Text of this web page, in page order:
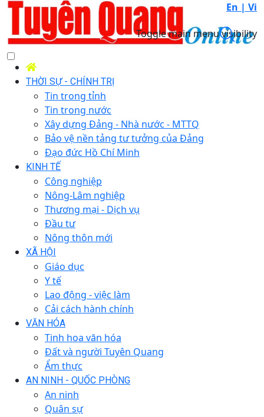
En | Vi
Toggle main menu visibility
THỜI SỰ - CHÍNH TRỊ
Tin trong tỉnh
Tin trong nước
Xây dựng Đảng - Nhà nước - MTTQ
Bảo vệ nền tảng tư tưởng của Đảng
Đạo đức Hồ Chí Minh
KINH TẾ
Công nghiệp
Nông-Lâm nghiệp
Thương mại - Dịch vụ
Đầu tư
Nông thôn mới
XÃ HỘI
Giáo dục
Y tế
Lao động - việc làm
Cải cách hành chính
VĂN HÓA
Tinh hoa văn hóa
Đất và người Tuyên Quang
Ẩm thực
AN NINH - QUỐC PHÒNG
An ninh
Quân sự